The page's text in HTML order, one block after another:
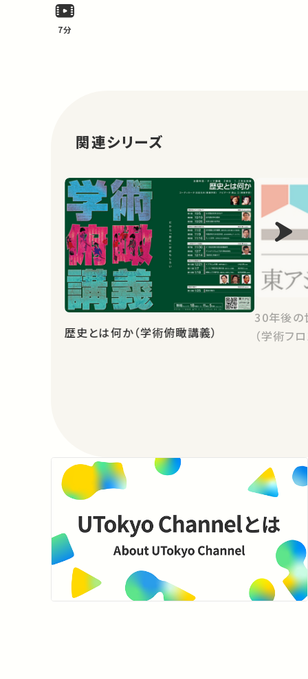
ほかの誰かの学びに繋がるかもしれません。 お気
に入りの講義・講演があればSNSな…
7分
関連シリーズ
歴史とは何か（学術俯瞰講義）
30年後の
（学術フ